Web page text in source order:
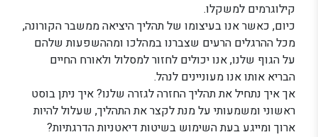
קילוגרמים למשקלו.
כיום, כאשר אנו בעיצומו של תהליך היציאה ממשבר הקורונה,
מכל ההרגלים הרעים שצברנו במהלכו ומההשפעות שלהם
על הגוף שלנו, אנו יכולים לחזור למסלול ולאורח החיים
הבריא אותו אנו מעוניינים לנהל.
אך איך נתחיל את תהליך החזרה לגזרה שלנו? איך ניתן בוסט
ראשוני ומשמעותי על מנת לקצר את התהליך, שעלול להיות
ארוך ומייגע בעת השימוש בשיטות דיאטניות הדרגתיות?